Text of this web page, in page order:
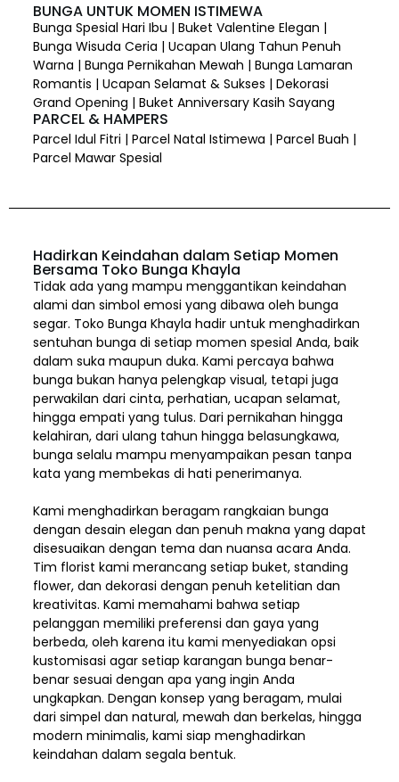
BUNGA UNTUK MOMEN ISTIMEWA
Bunga Spesial Hari Ibu | Buket Valentine Elegan |
Bunga Wisuda Ceria | Ucapan Ulang Tahun Penuh
Warna | Bunga Pernikahan Mewah | Bunga Lamaran
Romantis | Ucapan Selamat & Sukses | Dekorasi
Grand Opening | Buket Anniversary Kasih Sayang
PARCEL & HAMPERS
Parcel Idul Fitri | Parcel Natal Istimewa | Parcel Buah |
Parcel Mawar Spesial
Hadirkan Keindahan dalam Setiap Momen
Bersama Toko Bunga Khayla
Tidak ada yang mampu menggantikan keindahan
alami dan simbol emosi yang dibawa oleh bunga
segar. Toko Bunga Khayla hadir untuk menghadirkan
sentuhan bunga di setiap momen spesial Anda, baik
dalam suka maupun duka. Kami percaya bahwa
bunga bukan hanya pelengkap visual, tetapi juga
perwakilan dari cinta, perhatian, ucapan selamat,
hingga empati yang tulus. Dari pernikahan hingga
kelahiran, dari ulang tahun hingga belasungkawa,
bunga selalu mampu menyampaikan pesan tanpa
kata yang membekas di hati penerimanya.
Kami menghadirkan beragam rangkaian bunga
dengan desain elegan dan penuh makna yang dapat
disesuaikan dengan tema dan nuansa acara Anda.
Tim florist kami merancang setiap buket, standing
flower, dan dekorasi dengan penuh ketelitian dan
kreativitas. Kami memahami bahwa setiap
pelanggan memiliki preferensi dan gaya yang
berbeda, oleh karena itu kami menyediakan opsi
kustomisasi agar setiap karangan bunga benar-
benar sesuai dengan apa yang ingin Anda
ungkapkan. Dengan konsep yang beragam, mulai
dari simpel dan natural, mewah dan berkelas, hingga
modern minimalis, kami siap menghadirkan
keindahan dalam segala bentuk.